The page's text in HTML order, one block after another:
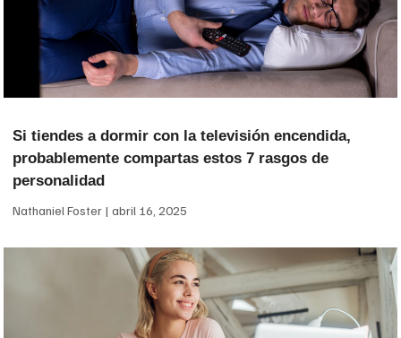
Si tiendes a dormir con la televisión encendida,
probablemente compartas estos 7 rasgos de
personalidad
Nathaniel Foster abril 16, 2025